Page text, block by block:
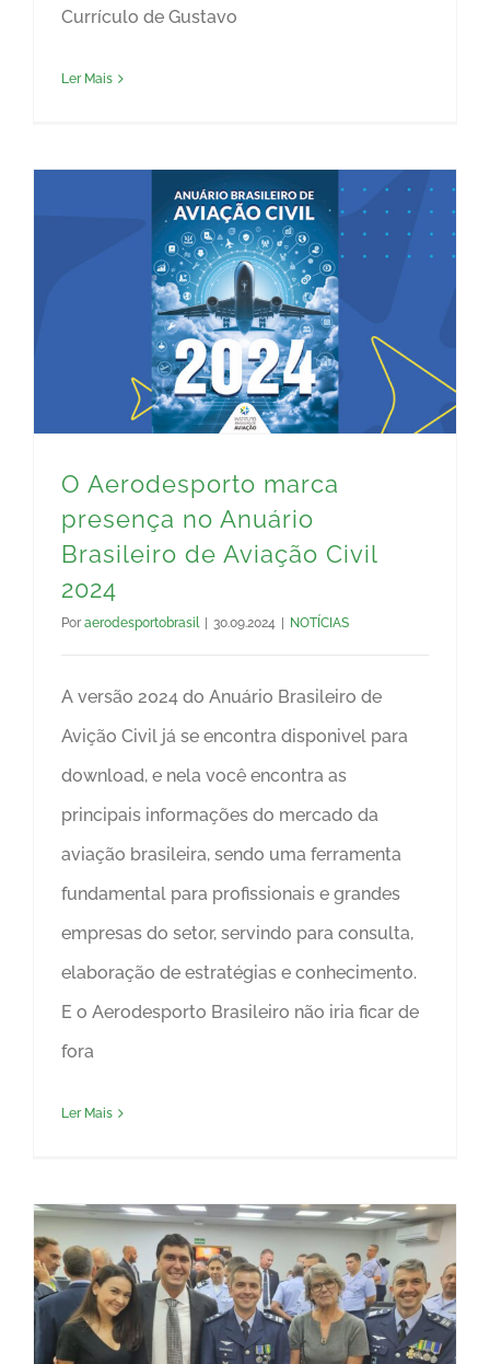
Currículo de Gustavo
Ler Mais
O Aerodesporto marca
presença no Anuário
Brasileiro de Aviação Civil
2024
Por aerodesportobrasil 30.09.2024 NOTÍCIAS
A versão 2024 do Anuário Brasileiro de
Avição Civil já se encontra disponivel para
download, e nela você encontra as
principais informações do mercado da
aviação brasileira, sendo uma ferramenta
fundamental para profissionais e grandes
empresas do setor, servindo para consulta,
elaboração de estratégias e conhecimento.
E o Aerodesporto Brasileiro não iria ficar de
fora
Ler Mais